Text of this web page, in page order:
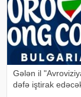
Gələn il
dəfə iştirak